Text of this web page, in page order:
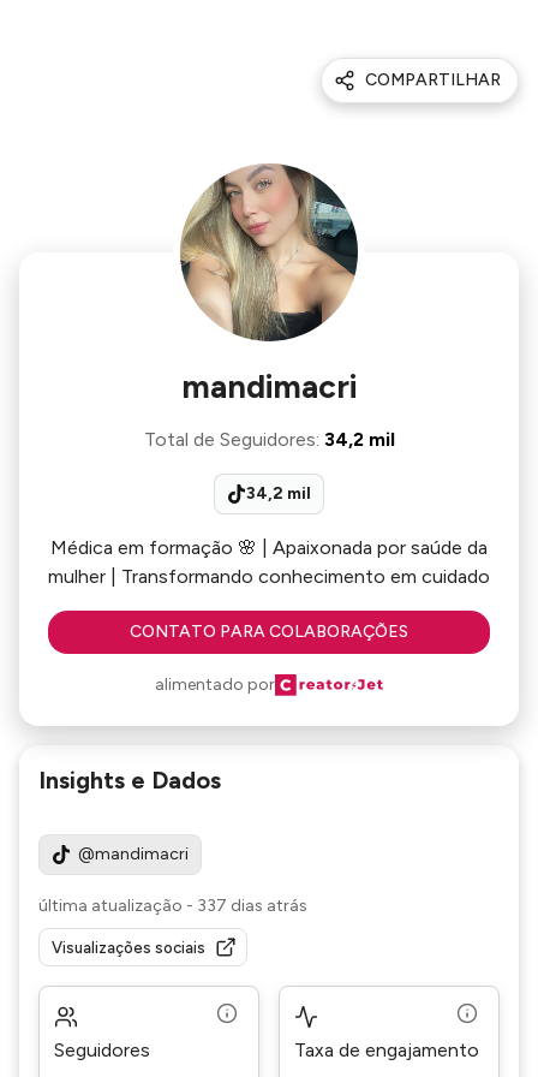
COMPARTILHAR
mandimacri
Total de Seguidores: 34,2 mil
34,2 mil
Médica em formação 🌸 | Apaixonada por saúde da
mulher | Transformando conhecimento em cuidado
CONTATO PARA COLABORAÇÕES
alimentado por
Insights e Dados
@mandimacri
última atualização - 337 dias atrás
Visualizações sociais
Seguidores Taxa de engajamento